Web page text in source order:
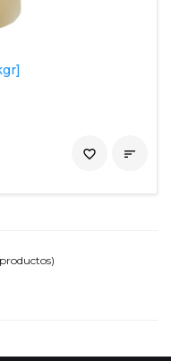

favorite_border